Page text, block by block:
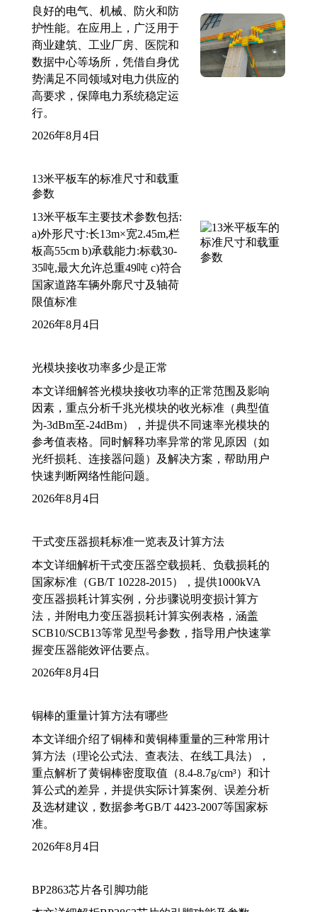
良好的电气、机械、防火和防
护性能。在应用上，广泛用于
商业建筑、工业厂房、医院和
数据中心等场所，凭借自身优
势满足不同领域对电力供应的
高要求，保障电力系统稳定运
行。
2026年8月4日
13米平板车的标准尺寸和载重
参数
13米平板车主要技术参数包括:
a)外形尺寸:长13m×宽2.45m,栏
板高55cm b)承载能力:标载30-
35吨,最大允许总重49吨 c)符合
国家道路车辆外廓尺寸及轴荷
限值标准
2026年8月4日
光模块接收功率多少是正常
本文详细解答光模块接收功率的正常范围及影响
因素，重点分析千兆光模块的收光标准（典型值
为-3dBm至-24dBm），并提供不同速率光模块的
参考值表格。同时解释功率异常的常见原因（如
光纤损耗、连接器问题）及解决方案，帮助用户
快速判断网络性能问题。
2026年8月4日
干式变压器损耗标准一览表及计算方法
本文详细解析干式变压器空载损耗、负载损耗的
国家标准（GB/T 10228-2015），提供1000kVA
变压器损耗计算实例，分步骤说明变损计算方
法，并附电力变压器损耗计算实例表格，涵盖
SCB10/SCB13等常见型号参数，指导用户快速掌
握变压器能效评估要点。
2026年8月4日
铜棒的重量计算方法有哪些
本文详细介绍了铜棒和黄铜棒重量的三种常用计
算方法（理论公式法、查表法、在线工具法），
重点解析了黄铜棒密度取值（8.4-8.7g/cm³）和计
算公式的差异，并提供实际计算案例、误差分析
及选材建议，数据参考GB/T 4423-2007等国家标
准。
2026年8月4日
BP2863芯片各引脚功能